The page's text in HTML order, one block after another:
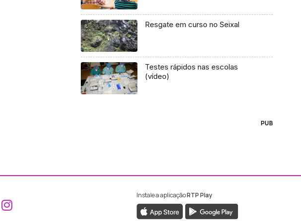
Resgate em curso no Seixal
Testes rápidos nas escolas
(vídeo)
PUB
Aceder ao Facebook da RTP Madeira
Aceder ao Instagram da RTP Madeira
Instale a aplicaçãoRTP Play